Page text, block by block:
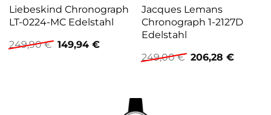
Liebeskind Chronograph
LT-0224-MC Edelstahl
249,90€ Ursprünglicher
Preis
149,94 €Aktueller
Jacques Lemans
Chronograph 1-2127D
Edelstahl
249,00€ Ursprünglicher
Preis
206,28 €